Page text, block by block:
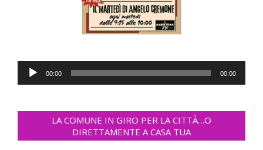
Audio
Player
00:00 00:00
LA COMUNE IN GIRO PER LA CITTÀ…O
DIRETTAMENTE A CASA TUA